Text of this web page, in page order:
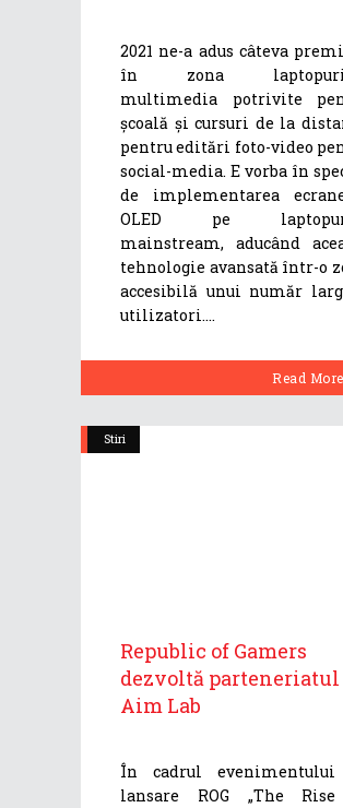
2021 ne-a adus câteva
în zona
multimedia potrivite
școală și cursuri de la
pentru editări foto-video
social-media. E vorba în
de implementarea
OLED pe
mainstream, aducând
tehnologie avansată într-o
accesibilă unui număr
utilizatori.
Read More
Stiri
Republic of Gamers
dezvoltă parteneriatul
Aim Lab
În cadrul evenimentului
lansare ROG „The